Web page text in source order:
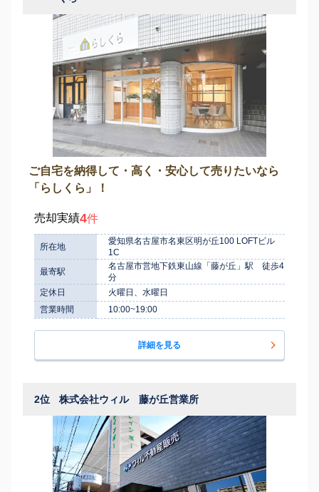
ご自宅を納得して・高く・安心して売りたいなら
「らしくら」！
売却実績4件
所在地
愛知県名古屋市名東区明が丘100 LOFTビル
1C
最寄駅
名古屋市営地下鉄東山線「藤が丘」駅 徒歩4
分
定休日
火曜日、水曜日
営業時間
10:00~19:00
詳細を見る
2位 株式会社ウィル 藤が丘営業所